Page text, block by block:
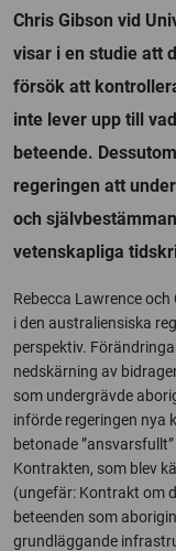
Chris Gibson vid
visar i en studie att
försök att
inte lever upp till
beteende.
regeringen att
och
vetenskapliga
Rebecca Lawrence
i den australiensiska
perspektiv.
nedskärning av
som undergrävde
införde regeringen nya
betonade
Kontrakten, som blev
(ungefär: Kontrakt om
beteenden som
grundläggande